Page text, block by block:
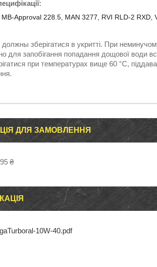
MB-Approval 228.5, MAN 3277, RVI RLD-2 RXD,
должны зберігатися в укритті. При
для запобігання попадання дощової води
при температурах вище 60 °С,
ДЛЯ ЗАМОВЛЕННЯ
₴
10W-40.pdf